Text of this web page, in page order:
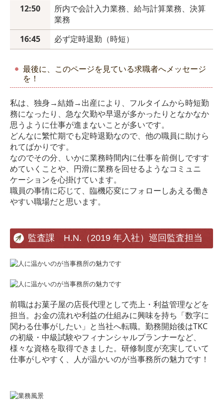
12:50
所内で会計入力業務、給与計算業務、決算
業務
16:45
必ず定時退勤（時短）
最後に、このページを見ている求職者へメッセージ
を！
私は、独身→結婚→出産により、フルタイムから時短勤
務になったり、急な欠勤や早退が多かったりとなかなか
思うように仕事が進まないことが多いです。
どんなに繁忙期でも定時退勤なので、他の職員に助けら
れてばかりです。
なのでその分、いかに業務時間内に仕事を前倒しですす
めていくことや、 円滑に業務を回せるようなコミュニ
ケーションを心掛けています。
職員の事情に応じて、臨機応変にフォローしあえる働き
やすい職場だと思います。
監査課 H.N.（2019 年入社）巡回監査担当
前職はお菓子屋の店長代理として売上・利益管理などを
担当。お金の流れや利益の仕組みに興味を持ち「数字に
関わる仕事がしたい」と当社へ転職。勤務開始後はTKC
の初級・ 中級試験やフィナンシャルプランナーなど、
様々な資格を取得できました。研修制度が充実していて
仕事がしやすく、人が温かいのが当事務所の魅力です！